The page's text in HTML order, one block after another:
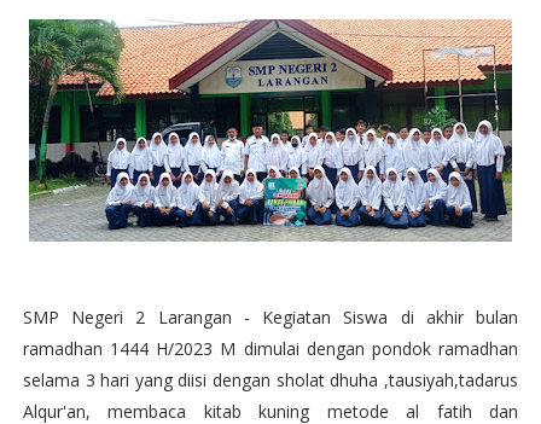
SMP Negeri 2 Larangan - Kegiatan Siswa di akhir bulan
ramadhan 1444 H/2023 M dimulai dengan pondok ramadhan
selama 3 hari yang diisi dengan sholat dhuha ,tausiyah,tadarus
Alqur'an, membaca kitab kuning metode al fatih dan